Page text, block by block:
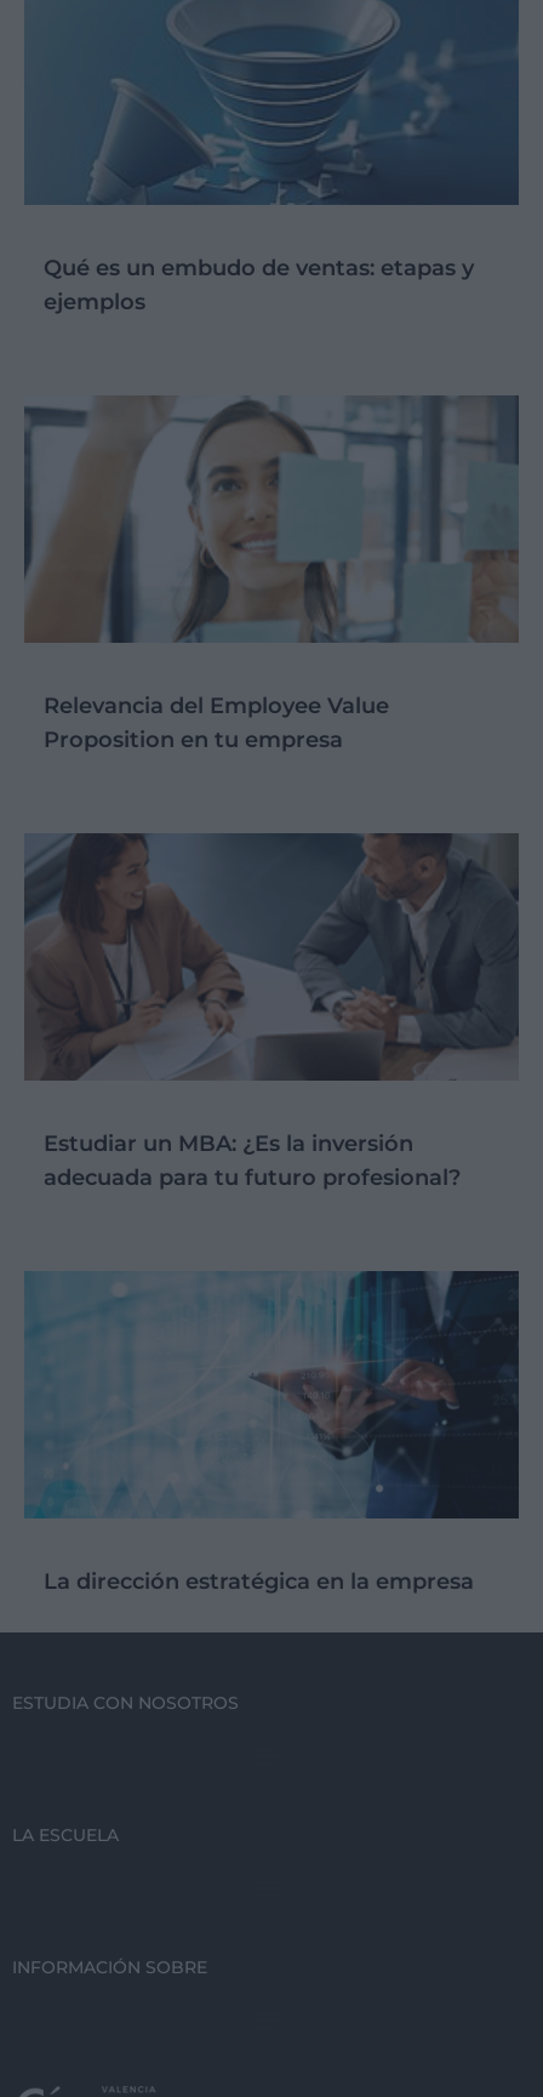
Qué es un embudo de ventas: etapas y
ejemplos
Relevancia del Employee Value
Proposition en tu empresa
Estudiar un MBA: ¿Es la inversión
adecuada para tu futuro profesional?
La dirección estratégica en la empresa
ESTUDIA CON NOSOTROS
LA ESCUELA
INFORMACIÓN SOBRE